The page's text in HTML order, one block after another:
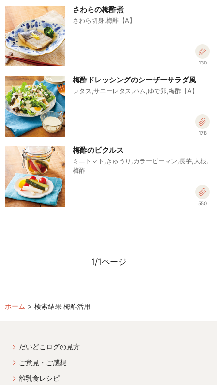
さわらの梅酢煮
さわら切身,梅酢【A】
130
梅酢ドレッシングのシーザーサラダ風
レタス,サニーレタス,ハム,ゆで卵,梅酢【A】
178
梅酢のピクルス
ミニトマト,きゅうり,カラーピーマン,長芋,大根,
梅酢
550
1/1ページ
ホーム 検索結果 梅酢活用
だいどこログの見方
ご意見・ご感想
離乳食レシピ